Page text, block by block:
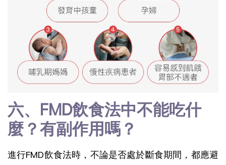
六、FMD飲食法中不能吃什
麼？有副作用嗎？
進行FMD飲食法時，不論是否處於斷食期間，都應避